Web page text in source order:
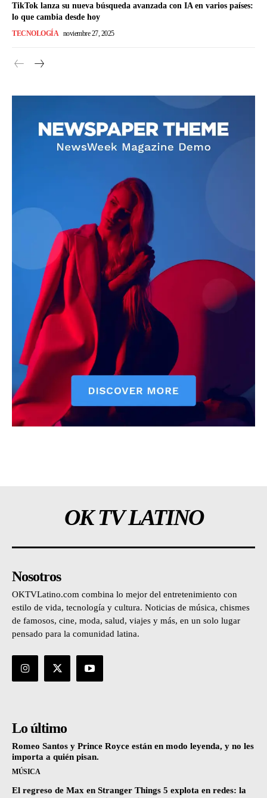
TikTok lanza su nueva búsqueda avanzada con IA en varios países:
lo que cambia desde hoy
TECNOLOGÍA noviembre 27, 2025
OK TV LATINO
Nosotros
OKTVLatino.com combina lo mejor del entretenimiento con
estilo de vida, tecnología y cultura. Noticias de música, chismes
de famosos, cine, moda, salud, viajes y más, en un solo lugar
pensado para la comunidad latina.
Lo último
Romeo Santos y Prince Royce están en modo leyenda, y no les
importa a quién pisan.
MÚSICA
El regreso de Max en Stranger Things 5 explota en redes: la